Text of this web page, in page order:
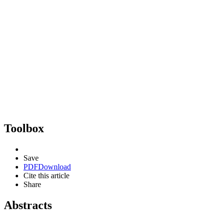
Toolbox
Save
PDFDownload
Cite this article
Share
Abstracts